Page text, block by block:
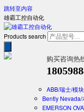
跳转至内容
雄霸工控自动化
Products search
购买咨询热
ABB/瑞士/模
Bently Nevada/
EMERSON